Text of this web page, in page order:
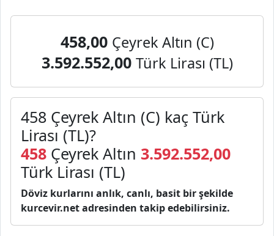
458,00 Çeyrek Altın (C)
3.592.552,00 Türk Lirası (TL)
458 Çeyrek Altın (C) kaç Türk
Lirası (TL)?
458 Çeyrek Altın 3.592.552,00
Türk Lirası (TL)
Döviz kurlarını anlık, canlı, basit bir şekilde
kurcevir.net adresinden takip edebilirsiniz.